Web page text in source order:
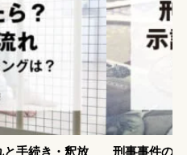
と手続き・釈放 刑事事件の